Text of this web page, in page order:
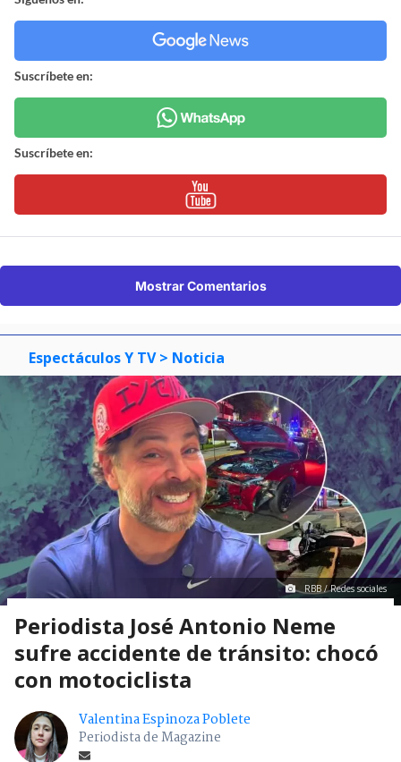
Suscríbete en:
Suscríbete en:
Mostrar Comentarios
Espectáculos Y TV > Noticia
RBB / Redes sociales
Periodista José Antonio Neme
sufre accidente de tránsito: chocó
con motociclista
Valentina Espinoza Poblete
Periodista de Magazine